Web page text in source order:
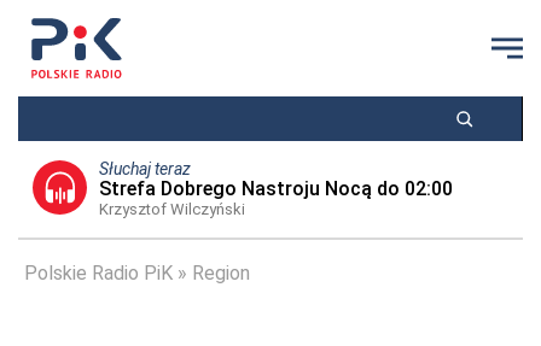
Słuchaj teraz
Strefa Dobrego Nastroju Nocą do 02:00
Krzysztof Wilczyński
Polskie Radio PiK Region